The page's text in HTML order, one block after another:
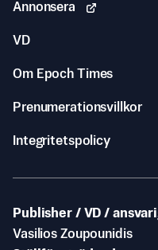
Annonsera
VD
Om Epoch Times
Prenumerationsvillkor
Integritetspolicy
Publisher / VD /
Vasilios Zoupounidis